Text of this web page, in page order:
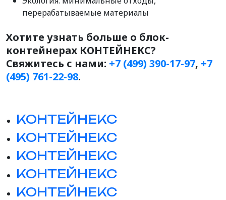
перерабатываемые материалы
Хотите узнать больше о блок-
контейнерах КОНТЕЙНЕКС?
Свяжитесь с нами: +7 (499) 390-17-97, +7
(495) 761-22-98.
КОНТЕЙНЕКС
КОНТЕЙНЕКС
КОНТЕЙНЕКС
КОНТЕЙНЕКС
КОНТЕЙНЕКС